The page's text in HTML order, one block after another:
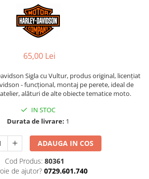
65,00 Lei
Sigla cu Vultur, produs original, licențiat
- funcțional, montaj pe perete, ideal de
alături de alte obiecte tematice moto.
IN STOC
Durata de livrare: 1
ADAUGA IN COS
Cod Produs: 80361
de ajutor? 0729.601.740